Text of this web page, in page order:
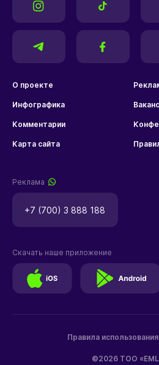
О проекте
Инфографика
Комментарии
Карта сайта
Реклама
+7 (700) 3 888 188
©2026 ТОО
Правила
Скачать наше приложение